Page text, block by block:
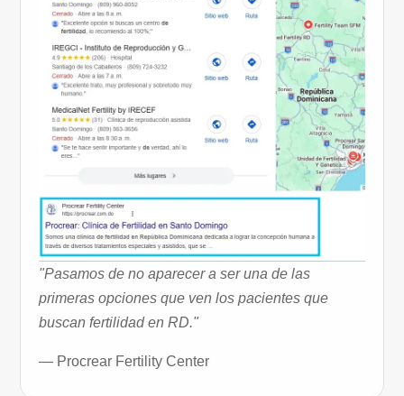
"Pasamos de no aparecer a ser una de las
primeras opciones que ven los pacientes que
buscan fertilidad en RD."
— Procrear Fertility Center